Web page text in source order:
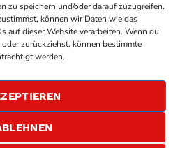
zu speichern und/oder darauf zuzugreifen.
können wir Daten wie das
auf dieser Website verarbeiten. Wenn du
zurückziehst, können bestimmte
werden.
KREUZNACH
ALLGEMEINE GESCHÄFTSBEDINGUNGEN